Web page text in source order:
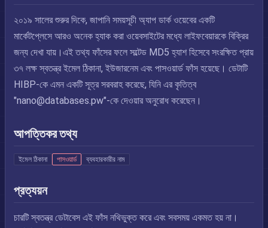
২০১৯ সালের শুরুর দিকে, জাপানি সময়সূচী অ্যাপ ডার্ক ওয়েবের একটি
মার্কেটপ্লেসে আরও অনেক হ্যাক করা ওয়েবসাইটের মধ্যে লাইফবেয়ারকে বিক্রির
জন্য দেখা যায়।এই তথ্য ফাঁসের ফলে সল্টেড MD5 হ্যাশ হিসেবে সংরক্ষিত প্রায়
৩৭ লক্ষ স্বতন্ত্র ইমেল ঠিকানা, ইউজারনেম এবং পাসওয়ার্ড ফাঁস হয়েছে। ডেটাটি
HIBP-কে এমন একটি সূত্র সরবরাহ করেছে, যিনি এর কৃতিত্ব
"nano@databases.pw"-কে দেওয়ার অনুরোধ করেছেন।
আপত্তিকর তথ্য
ইমেল ঠিকানা পাসওয়ার্ড ব্যবহারকারীর নাম
প্রত্যয়ন
চারটি স্বতন্ত্র ডেটাবেস এই ফাঁস নথিভুক্ত করে এবং সবসময় একমত হয় না।